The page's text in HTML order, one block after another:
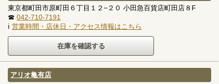
東京都町田市原町田６丁目１２−２０ 小田急百貨店町田店８F
☎ 042-710-7191
ℹ 営業時間・店休日・アクセス情報はこちら
アリオ亀有店